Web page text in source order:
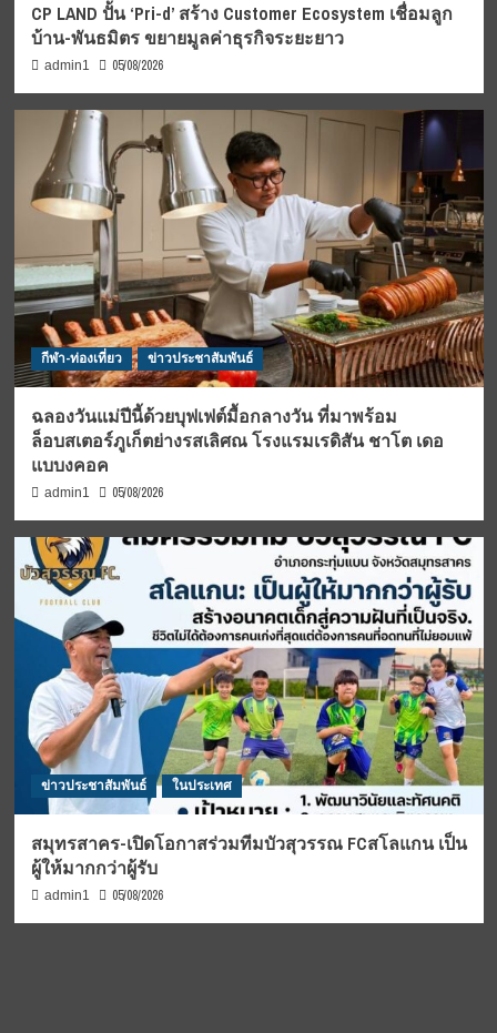
CP LAND ปั้น ‘Pri-d’ สร้าง Customer Ecosystem เชื่อมลูก
บ้าน-พันธมิตร ขยายมูลค่าธุรกิจระยะยาว
admin1 05/08/2026
กีฬา-ท่องเที่ยว ข่าวประชาสัมพันธ์
ฉลองวันแม่ปีนี้ด้วยบุฟเฟต์มื้อกลางวัน ที่มาพร้อม
ล็อบสเตอร์ภูเก็ตย่างรสเลิศณ โรงแรมเรดิสัน ชาโต เดอ
แบบงคอค
admin1 05/08/2026
ข่าวประชาสัมพันธ์ ในประเทศ
สมุทรสาคร-เปิดโอกาสร่วมทีมบัวสุวรรณ FCสโลแกน เป็น
ผู้ให้มากกว่าผู้รับ
admin1 05/08/2026